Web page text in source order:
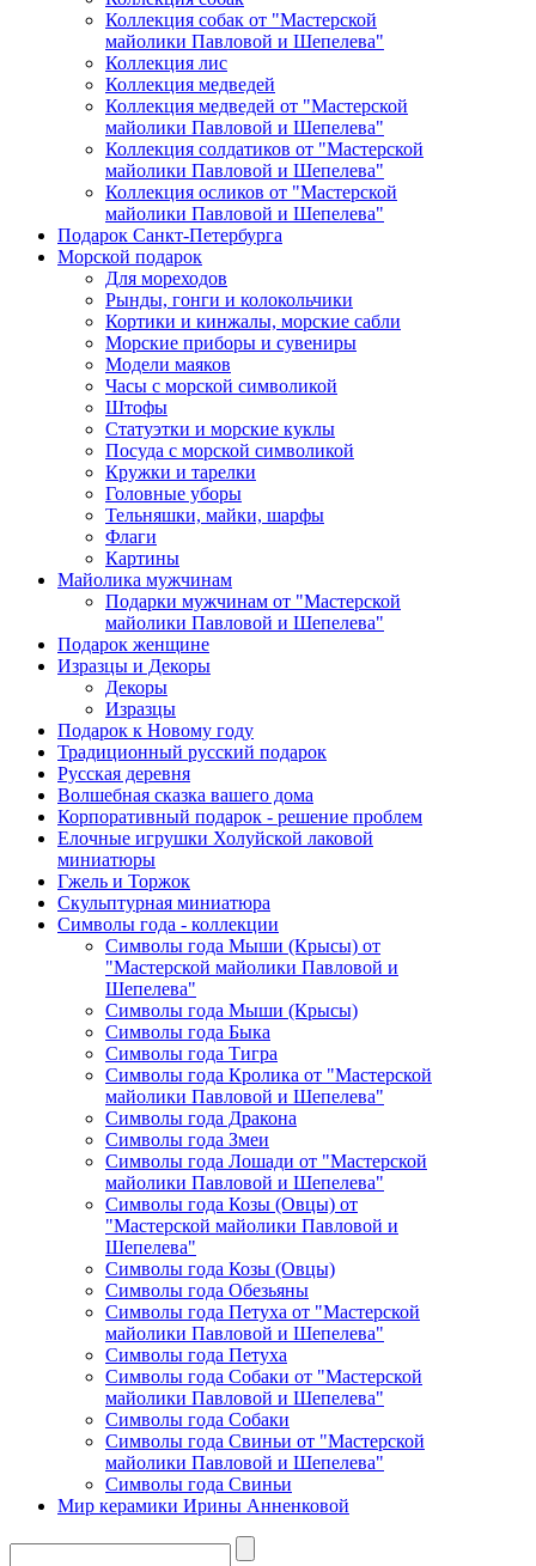
Коллекция собак от "Мастерской
майолики Павловой и Шепелева"
Коллекция лис
Коллекция медведей
Коллекция медведей от "Мастерской
майолики Павловой и Шепелева"
Коллекция солдатиков от "Мастерской
майолики Павловой и Шепелева"
Коллекция осликов от "Мастерской
майолики Павловой и Шепелева"
Подарок Санкт-Петербурга
Морской подарок
Для мореходов
Рынды, гонги и колокольчики
Кортики и кинжалы, морские сабли
Морские приборы и сувениры
Модели маяков
Часы с морской символикой
Штофы
Статуэтки и морские куклы
Посуда с морской символикой
Кружки и тарелки
Головные уборы
Тельняшки, майки, шарфы
Флаги
Картины
Майолика мужчинам
Подарки мужчинам от "Мастерской
майолики Павловой и Шепелева"
Подарок женщине
Изразцы и Декоры
Декоры
Изразцы
Подарок к Новому году
Традиционный русский подарок
Русская деревня
Волшебная сказка вашего дома
Корпоративный подарок - решение проблем
Елочные игрушки Холуйской лаковой
миниатюры
Гжель и Торжок
Скульптурная миниатюра
Символы года - коллекции
Символы года Мыши (Крысы) от
"Мастерской майолики Павловой и
Шепелева"
Символы года Мыши (Крысы)
Символы года Быка
Символы года Тигра
Символы года Кролика от "Мастерской
майолики Павловой и Шепелева"
Символы года Дракона
Символы года Змеи
Символы года Лошади от "Мастерской
майолики Павловой и Шепелева"
Символы года Козы (Овцы) от
"Мастерской майолики Павловой и
Шепелева"
Символы года Козы (Овцы)
Символы года Обезьяны
Символы года Петуха от "Мастерской
майолики Павловой и Шепелева"
Символы года Петуха
Символы года Собаки от "Мастерской
майолики Павловой и Шепелева"
Символы года Собаки
Символы года Свиньи от "Мастерской
майолики Павловой и Шепелева"
Символы года Свиньи
Мир керамики Ирины Анненковой